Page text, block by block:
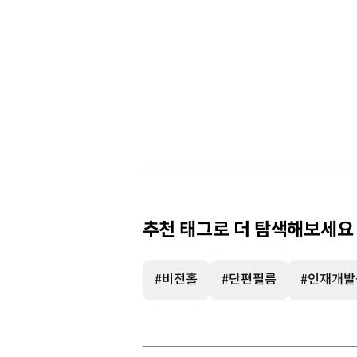
추천 태그로 더 탐색해보세요
#비전홀 #단편필름 #인재개